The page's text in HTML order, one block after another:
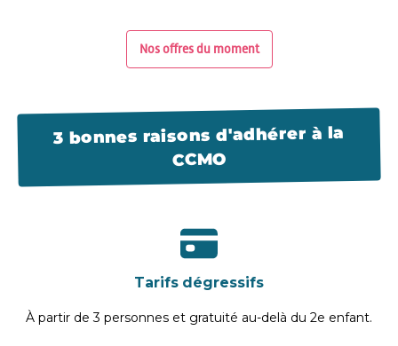
Nos offres du moment
3 bonnes raisons d'adhérer à la
CCMO
Tarifs dégressifs
À partir de 3 personnes et gratuité au-delà du 2e enfant.